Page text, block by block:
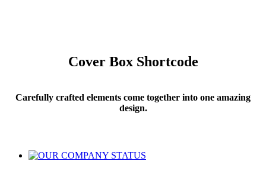
Cover Box Shortcode
Carefully crafted elements come together into one amazing
design.